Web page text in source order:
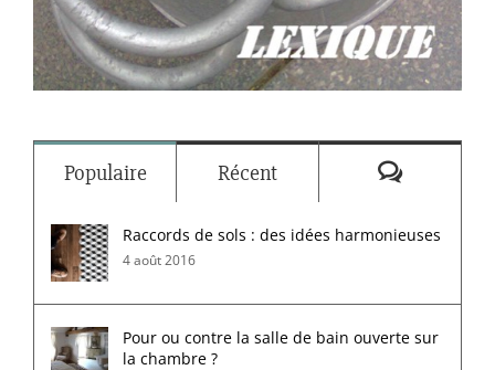
Populaire Récent
Raccords de sols : des idées harmonieuses
4 août 2016
Pour ou contre la salle de bain ouverte sur
la chambre ?